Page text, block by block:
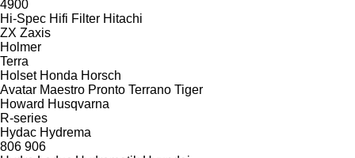
4900
Hi-Spec Hifi Filter Hitachi
ZX Zaxis
Holmer
Terra
Holset Honda Horsch
Avatar Maestro Pronto Terrano Tiger
Howard Husqvarna
R-series
Hydac Hydrema
806 906